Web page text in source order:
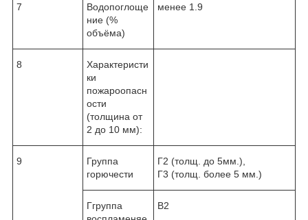
7
Водопоглоще
ние (%
объёма)
менее 1.9
8
Характеристи
ки
пожароопасн
ости
(толщина от
2 до 10 мм):
9
Группа
горючести
Г2 (толщ. до 5мм.),
Г3 (толщ. более 5 мм.)
Ггруппа
B2